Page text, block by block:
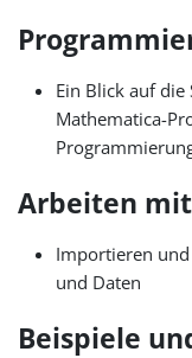
Ein Blick auf
Mathematica-
Arbeiten
Importieren
und Daten
Beispiele